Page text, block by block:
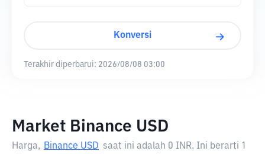
Konversi
Terakhir diperbarui: 2026/08/08 03:00
Market Binance USD
Harga, Binance USD saat ini adalah 0 INR. Ini berarti 1